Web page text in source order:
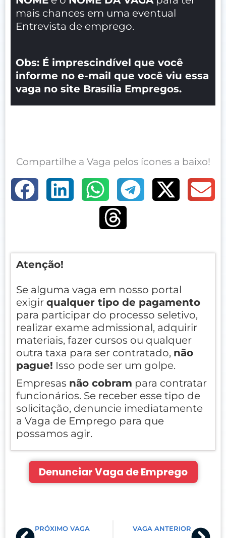
mais chances em uma eventual
Entrevista de emprego.
Obs: É imprescindível que você
informe no e-mail que você viu essa
vaga no site Brasília Empregos.
Compartilhe a Vaga pelos ícones a baixo!
Atenção!
Se alguma vaga em nosso portal
exigir qualquer tipo de pagamento
para participar do processo seletivo,
realizar exame admissional, adquirir
materiais, fazer cursos ou qualquer
outra taxa para ser contratado, não
pague! Isso pode ser um golpe.
Empresas não cobram para contratar
funcionários. Se receber esse tipo de
solicitação, denuncie imediatamente
a Vaga de Emprego para que
possamos agir.
Denunciar Vaga de Emprego
Prev
PRÓXIMO VAGA VAGA ANTERIOR